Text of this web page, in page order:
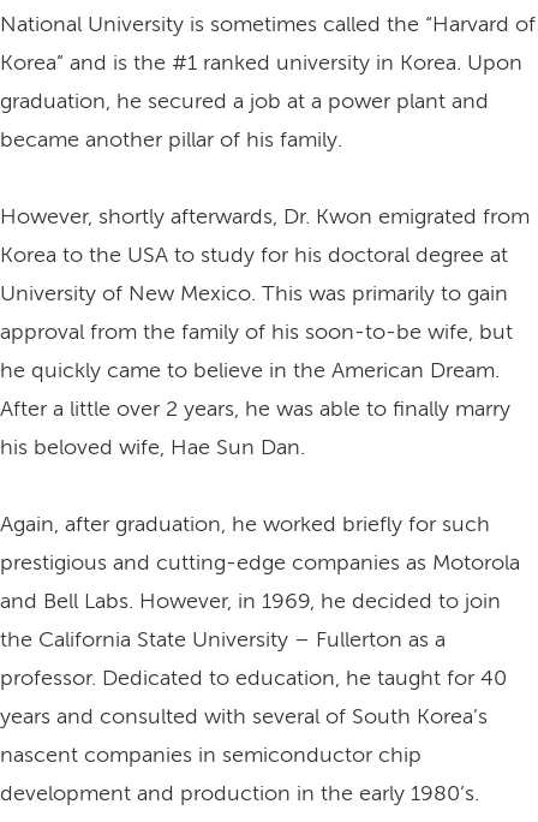
National University is sometimes called the “Harvard of
Korea” and is the #1 ranked university in Korea. Upon
graduation, he secured a job at a power plant and
became another pillar of his family.
However, shortly afterwards, Dr. Kwon emigrated from
Korea to the USA to study for his doctoral degree at
University of New Mexico. This was primarily to gain
approval from the family of his soon-to-be wife, but
he quickly came to believe in the American Dream.
After a little over 2 years, he was able to finally marry
his beloved wife, Hae Sun Dan.
Again, after graduation, he worked briefly for such
prestigious and cutting-edge companies as Motorola
and Bell Labs. However, in 1969, he decided to join
the California State University – Fullerton as a
professor. Dedicated to education, he taught for 40
years and consulted with several of South Korea’s
nascent companies in semiconductor chip
development and production in the early 1980’s.